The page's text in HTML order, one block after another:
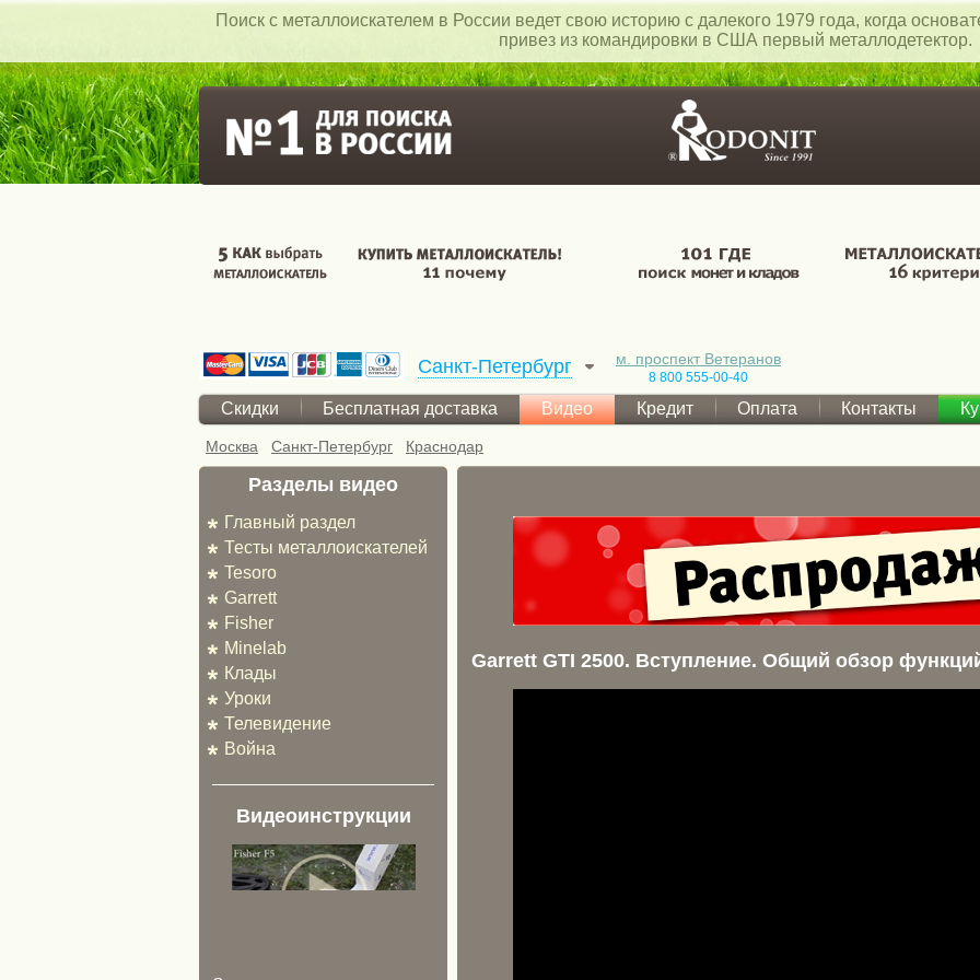
Поиск c металлоискателем в России ведет свою историю с далекого 1979 года, когда
привез из командировки в США первый металлодетектор.
Санкт-Петербург м. проспект Ветеранов
8 800 555-00-40
Скидки Бесплатная доставка Видео Кредит Оплата Контакты
Москва Санкт-Петербург Краснодар
Разделы видео
Главный раздел
Тесты металлоискателей
Tesoro
Garrett
Fisher
Minelab
Клады
Уроки
Телевидение
Война
Видеоинструкции
Garrett GTI 2500. Вступление. Общий обзор